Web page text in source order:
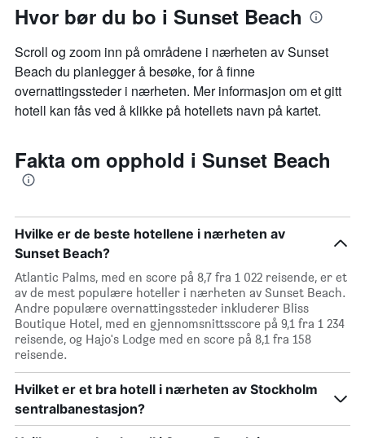
Hvor bør du bo i Sunset Beach
Scroll og zoom inn på områdene i nærheten av Sunset
Beach du planlegger å besøke, for å finne
overnattingssteder i nærheten. Mer informasjon om et gitt
hotell kan fås ved å klikke på hotellets navn på kartet.
Fakta om opphold i Sunset Beach
Hvilke er de beste hotellene i nærheten av
Sunset Beach?
Atlantic Palms, med en score på 8,7 fra 1 022 reisende, er et
av de mest populære hoteller i nærheten av Sunset Beach.
Andre populære overnattingssteder inkluderer Bliss
Boutique Hotel, med en gjennomsnittsscore på 9,1 fra 1 234
reisende, og Hajo's Lodge med en score på 8,1 fra 158
reisende.
Hvilket er et bra hotell i nærheten av Stockholm
sentralbanestasjon?